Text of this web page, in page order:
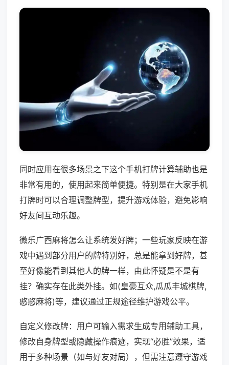
同时应用在很多场景之下这个手机打牌计算辅助也是
非常有用的，使用起来简单便捷。特别是在大家手机
打牌时可以合理调整牌型，提升游戏体验，避免影响
好友间互动乐趣。
微乐广西麻将怎么让系统发好牌；一些玩家反映在游
戏中遇到部分用户的牌特别好，总是能拿到好牌，甚
至好像能看到其他人的牌一样，由此怀疑是不是有
挂？确实存在此类外挂。如(皇豪互众,瓜瓜丰城棋牌,
憨憨麻将)等，建议通过正规途径维护游戏公平。
自定义修改牌：用户可输入需求生成专用辅助工具，
修改自身牌型或隐藏操作痕迹，实现“必胜”效果，适
用于多种场景（如与好友对局），但需注意遵守游戏